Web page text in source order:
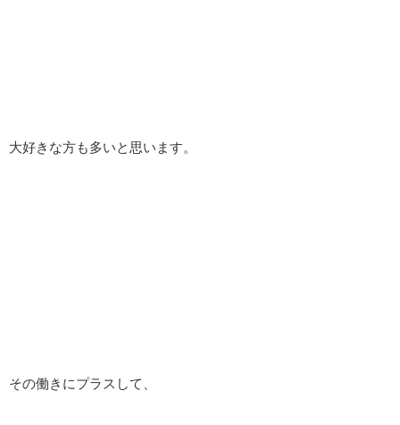
大好きな方も多いと思います。
その働きにプラスして、